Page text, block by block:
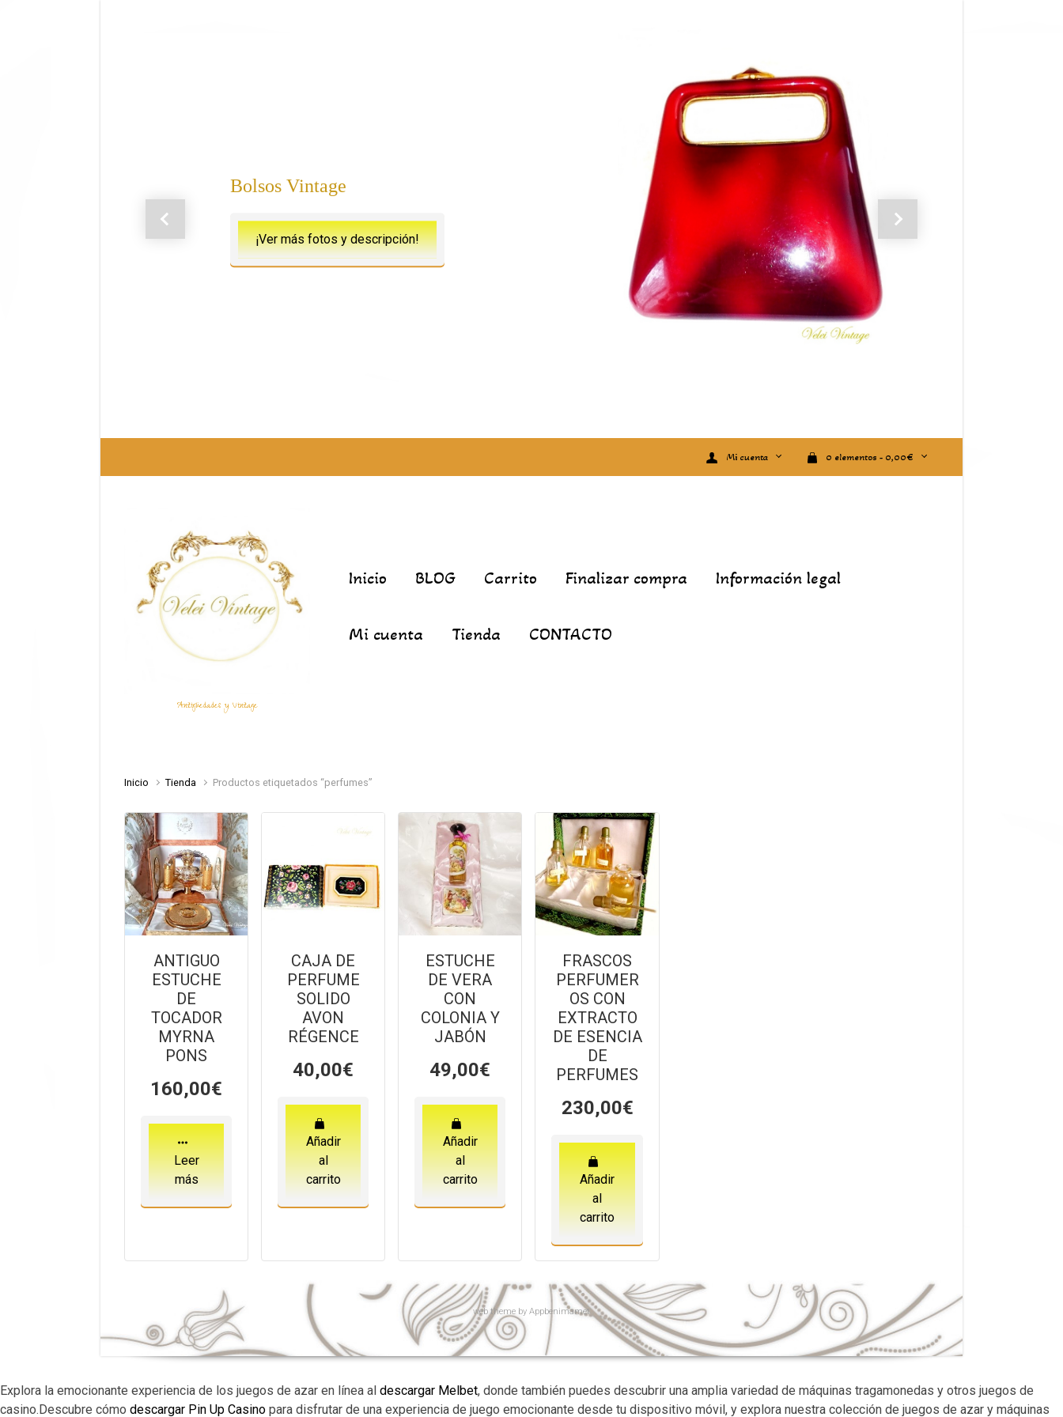
Bolsos Vintage
¡Ver más fotos y descripción!
Anterior Siguiente
Mi cuenta 0 elementos - 0,00€
Antigüedades y Vintage
Inicio BLOG Carrito Finalizar compra Información legal
Mi cuenta Tienda CONTACTO
Inicio Tienda Productos etiquetados “perfumes”
ANTIGUO
ESTUCHE
DE
TOCADOR
MYRNA
PONS
160,00€
Leer
más
CAJA DE
PERFUME
SOLIDO
AVON
RÉGENCE
40,00€
Añadir
al
carrito
ESTUCHE
DE VERA
CON
COLONIA Y
JABÓN
49,00€
Añadir
al
carrito
FRASCOS
PERFUMER
OS CON
EXTRACTO
DE ESENCIA
DE
PERFUMES
230,00€
Añadir
al
carrito
webtheme by Appbenimamet
Explora la emocionante experiencia de los juegos de azar en línea al descargar Melbet, donde también puedes descubrir una amplia variedad de máquinas tragamonedas y otros juegos de
casino.Descubre cómo descargar Pin Up Casino para disfrutar de una experiencia de juego emocionante desde tu dispositivo móvil, y explora nuestra colección de juegos de azar y máquinas